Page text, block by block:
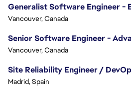
Generalist Software Engineer -
Vancouver, Canada
Vancouver, Canada
Site Reliability Engineer /
Madrid, Spain